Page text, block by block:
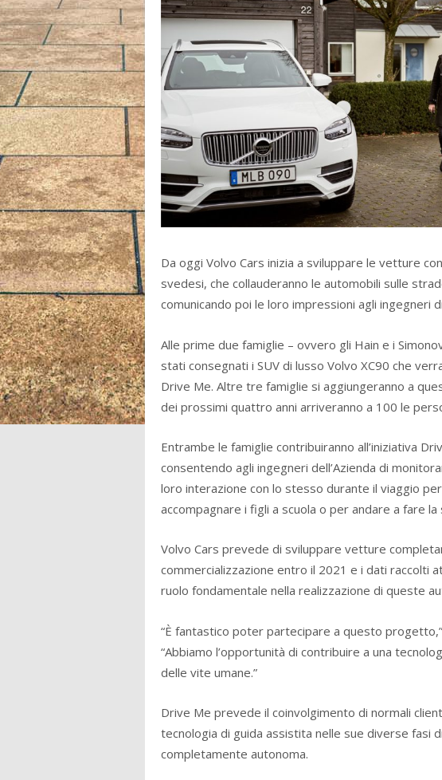
Da oggi Volvo Cars inizia a sviluppare le vetture
svedesi, che collauderanno le automobili sulle
comunicando poi le loro impressioni agli ingegneri
Alle prime due famiglie – ovvero gli Hain e i
stati consegnati i SUV di lusso Volvo XC90 che
Drive Me. Altre tre famiglie si aggiungeranno a
dei prossimi quattro anni arriveranno a 100 le
Entrambe le famiglie contribuiranno all’iniziativa
consentendo agli ingegneri dell’Azienda di
loro interazione con lo stesso durante il viaggio
accompagnare i figli a scuola o per andare a fare la
Volvo Cars prevede di sviluppare vetture
commercializzazione entro il 2021 e i dati raccolti
ruolo fondamentale nella realizzazione di queste
“È fantastico poter partecipare a questo
“Abbiamo l’opportunità di contribuire a una
delle vite umane.”
Drive Me prevede il coinvolgimento di normali
tecnologia di guida assistita nelle sue diverse fasi
completamente autonoma.